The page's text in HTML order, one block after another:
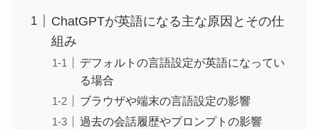
ChatGPTが英語になる主な原因とその仕
組み
デフォルトの言語設定が英語になってい
る場合
ブラウザや端末の言語設定の影響
過去の会話履歴やプロンプトの影響